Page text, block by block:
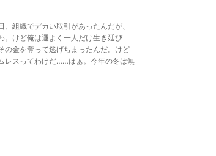
組織でデカい取引があったんだが、
。けど俺は運よく一人だけ生き延び
の金を奪って逃げちまったんだ。けど
レスってわけだ……はぁ。今年の冬は無